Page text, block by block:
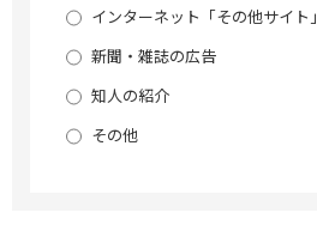
インターネット「その他サイト」
新聞・雑誌の広告
知人の紹介
その他